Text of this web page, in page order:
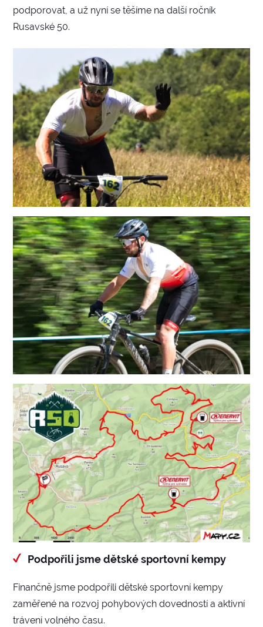
podporovat, a už nyní se těšíme na další ročník
Rusavské 50.
Podpořili jsme dětské sportovní kempy
Finančně jsme podpořili dětské sportovní kempy
zaměřené na rozvoj pohybových dovedností a aktivní
trávení volného času.